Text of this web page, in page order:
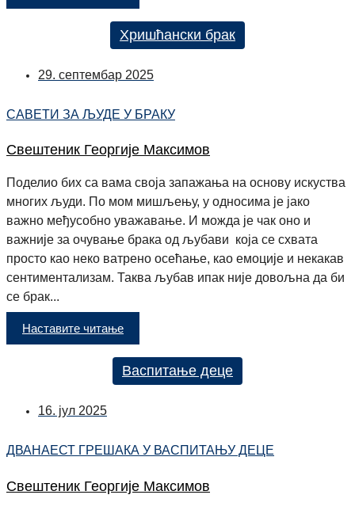
Хришћански брак
29. септембар 2025
САВЕТИ ЗА ЉУДЕ У БРАКУ
Свештеник Георгије Максимов
Поделио бих са вама своја запажања на основу искуства
многих људи. По мом мишљењу, у односима је јако
важно међусобно уважавање. И можда је чак оно и
важније за очување брака од љубави која се схвата
просто као неко ватрено осећање, као емоције и некакав
сентиментализам. Таква љубав ипак није довољна да би
се брак...
Наставите читање
Васпитање деце
16. јул 2025
ДВАНАЕСТ ГРЕШАКА У ВАСПИТАЊУ ДЕЦЕ
Свештеник Георгије Максимов